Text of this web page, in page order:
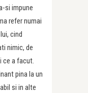
si impune
refer numai
cind
nimic, de
ce a facut.
pina la un
si in alte